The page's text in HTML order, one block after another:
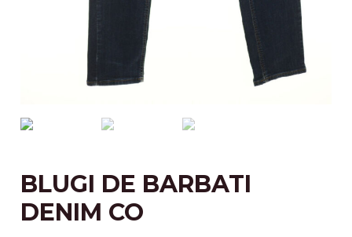
BLUGI DE BARBATI
DENIM CO